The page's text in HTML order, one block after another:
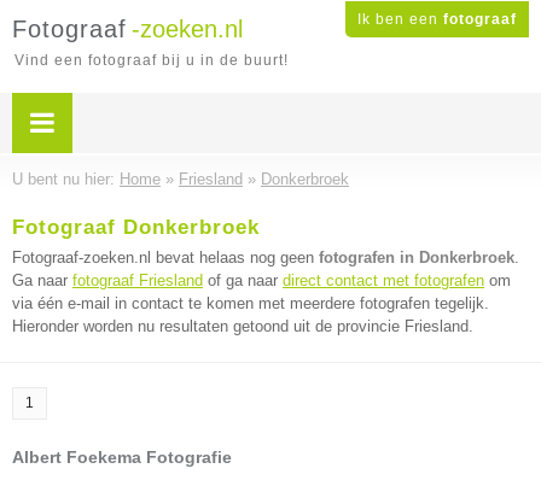
Ik ben een fotograaf
Fotograaf -zoeken.nl
Vind een fotograaf bij u in de buurt!
U bent nu hier: Home » Friesland » Donkerbroek
Fotograaf Donkerbroek
Fotograaf-zoeken.nl bevat helaas nog geen fotografen in Donkerbroek.
Ga naar fotograaf Friesland of ga naar direct contact met fotografen om
via één e-mail in contact te komen met meerdere fotografen tegelijk.
Hieronder worden nu resultaten getoond uit de provincie Friesland.
1
Albert Foekema Fotografie